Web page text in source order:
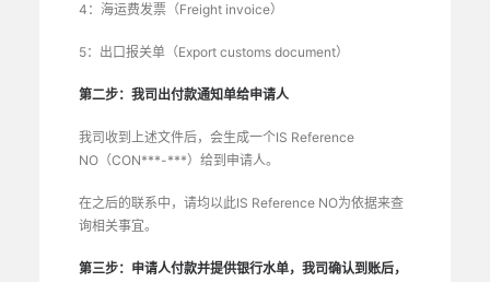
4：海运费发票（Freight invoice）
5：出口报关单（Export customs document）
第二步：我司出付款通知单给申请人
我司收到上述文件后，会生成一个IS Reference
NO（CON***-***）给到申请人。
在之后的联系中，请均以此IS Reference NO为依据来查
询相关事宜。
第三步：申请人付款并提供银行水单，我司确认到账后，